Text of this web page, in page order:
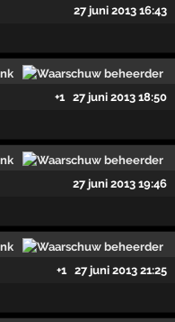
27 juni 2013 16:43
+1
27 juni 2013 18:50
27 juni 2013 19:46
+1
27 juni 2013 21:25